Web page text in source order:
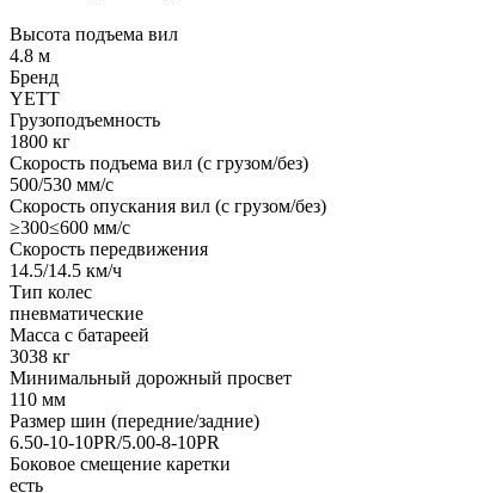
Высота подъема вил
4.8 м
Бренд
YETT
Грузоподъемность
1800 кг
Скорость подъема вил (с грузом/без)
500/530 мм/с
Скорость опускания вил (с грузом/без)
≥300≤600 мм/с
Скорость передвижения
14.5/14.5 км/ч
Тип колес
пневматические
Масса с батареей
3038 кг
Минимальный дорожный просвет
110 мм
Размер шин (передние/задние)
6.50-10-10PR/5.00-8-10PR
Боковое смещение каретки
есть